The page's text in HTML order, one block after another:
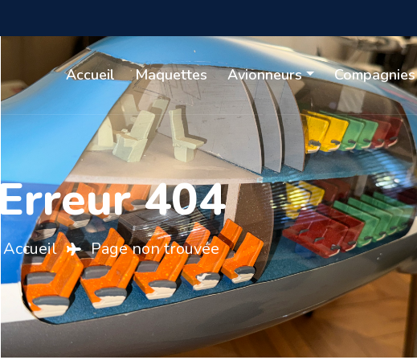
Accueil Maquettes Avionneurs Compagnies
Erreur 404
Accueil Page non trouvée